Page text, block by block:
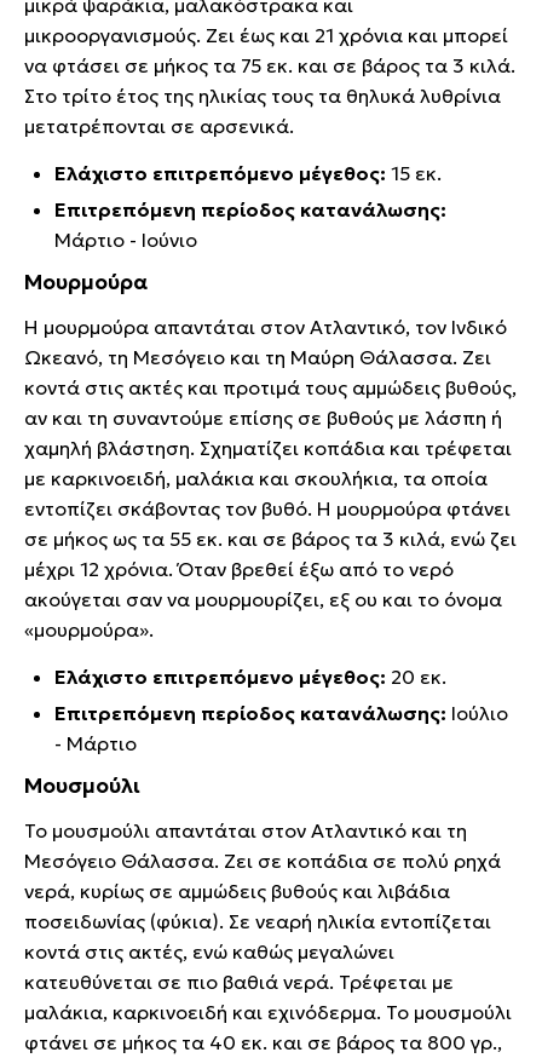
μικρά ψαράκια, μαλακόστρακα και
μικροοργανισμούς. Ζει έως και 21 χρόνια και μπορεί
να φτάσει σε μήκος τα 75 εκ. και σε βάρος τα 3 κιλά.
Στο τρίτο έτος της ηλικίας τους τα θηλυκά λυθρίνια
μετατρέπονται σε αρσενικά.
Ελάχιστο επιτρεπόμενο μέγεθος: 15 εκ.
Επιτρεπόμενη περίοδος κατανάλωσης:
Μάρτιο - Ιούνιο
Μουρμούρα
Η μουρμούρα απαντάται στον Ατλαντικό, τον Ινδικό
Ωκεανό, τη Μεσόγειο και τη Μαύρη Θάλασσα. Ζει
κοντά στις ακτές και προτιμά τους αμμώδεις βυθούς,
αν και τη συναντούμε επίσης σε βυθούς με λάσπη ή
χαμηλή βλάστηση. Σχηματίζει κοπάδια και τρέφεται
με καρκινοειδή, μαλάκια και σκουλήκια, τα οποία
εντοπίζει σκάβοντας τον βυθό. Η μουρμούρα φτάνει
σε μήκος ως τα 55 εκ. και σε βάρος τα 3 κιλά, ενώ ζει
μέχρι 12 χρόνια. Όταν βρεθεί έξω από το νερό
ακούγεται σαν να μουρμουρίζει, εξ ου και το όνομα
«μουρμούρα».
Ελάχιστο επιτρεπόμενο μέγεθος: 20 εκ.
Επιτρεπόμενη περίοδος κατανάλωσης: Ιούλιο
- Μάρτιο
Μουσμούλι
Το μουσμούλι απαντάται στον Ατλαντικό και τη
Μεσόγειο Θάλασσα. Ζει σε κοπάδια σε πολύ ρηχά
νερά, κυρίως σε αμμώδεις βυθούς και λιβάδια
ποσειδωνίας (φύκια). Σε νεαρή ηλικία εντοπίζεται
κοντά στις ακτές, ενώ καθώς μεγαλώνει
κατευθύνεται σε πιο βαθιά νερά. Τρέφεται με
μαλάκια, καρκινοειδή και εχινόδερμα. Το μουσμούλι
φτάνει σε μήκος τα 40 εκ. και σε βάρος τα 800 γρ.,